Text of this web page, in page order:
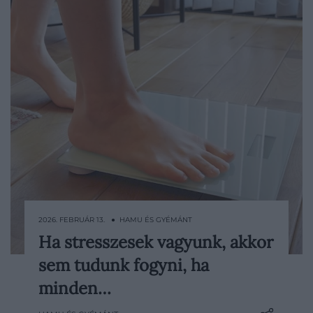
Eleget alszunk, odafigyelünk az étrendre,
edzünk, számoljuk a kalóriákat, a mérleg
mégsem mutat kevesebbet. A frusztráció
2026. FEBRUÁR 13. ● HAMU ÉS GYÉMÁNT
Ha stresszesek vagyunk, akkor
sem tudunk fogyni, ha
minden…